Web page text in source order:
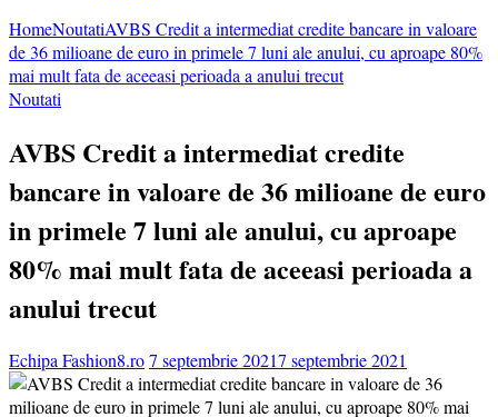
HomeNoutatiAVBS Credit a intermediat credite bancare in valoare
de 36 milioane de euro in primele 7 luni ale anului, cu aproape 80%
mai mult fata de aceeasi perioada a anului trecut
Noutati
AVBS Credit a intermediat credite
bancare in valoare de 36 milioane de euro
in primele 7 luni ale anului, cu aproape
80% mai mult fata de aceeasi perioada a
anului trecut
Echipa Fashion8.ro7 septembrie 20217 septembrie 2021